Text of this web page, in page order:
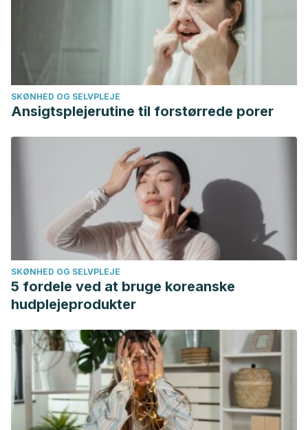
SKØNHED OG SELVPLEJE
Ansigtsplejerutine til forstørrede porer
SKØNHED OG SELVPLEJE
5 fordele ved at bruge koreanske
hudplejeprodukter